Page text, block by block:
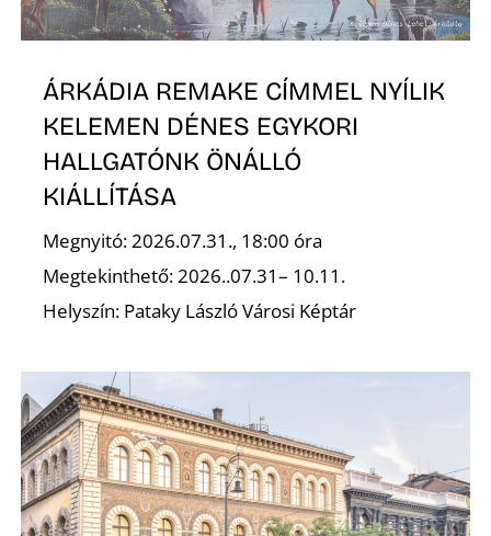
ÁRKÁDIA REMAKE CÍMMEL NYÍLIK
KELEMEN DÉNES EGYKORI
HALLGATÓNK ÖNÁLLÓ
KIÁLLÍTÁSA
Megnyitó: 2026.07.31., 18:00 óra
Megtekinthető: 2026..07.31– 10.11.
Helyszín: Pataky László Városi Képtár